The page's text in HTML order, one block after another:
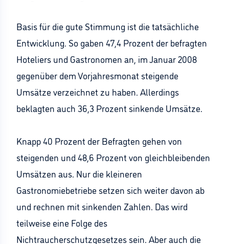
Basis für die gute Stimmung ist die tatsächliche
Entwicklung. So gaben 47,4 Prozent der befragten
Hoteliers und Gastronomen an, im Januar 2008
gegenüber dem Vorjahresmonat steigende
Umsätze verzeichnet zu haben. Allerdings
beklagten auch 36,3 Prozent sinkende Umsätze.
Knapp 40 Prozent der Befragten gehen von
steigenden und 48,6 Prozent von gleichbleibenden
Umsätzen aus. Nur die kleineren
Gastronomiebetriebe setzen sich weiter davon ab
und rechnen mit sinkenden Zahlen. Das wird
teilweise eine Folge des
Nichtraucherschutzgesetzes sein. Aber auch die